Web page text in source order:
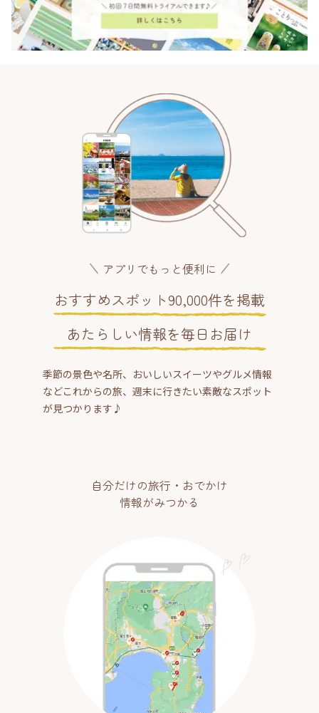
アプリでもっと便利に
おすすめスポット90,000件を掲載
あたらしい情報を毎日お届け
季節の景色や名所、おいしいスイーツやグルメ情報
などこれからの旅、週末に行きたい素敵なスポット
が見つかります♪
自分だけの旅行・おでかけ
情報がみつかる